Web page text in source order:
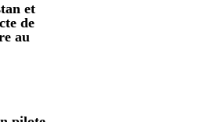
et
de
au